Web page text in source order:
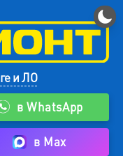
и ЛО
в WhatsApp
в Max